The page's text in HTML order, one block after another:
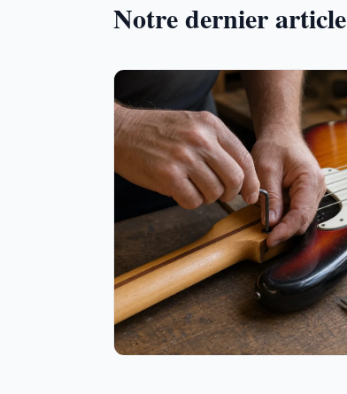
Notre dernier article